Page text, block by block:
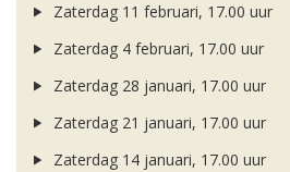
Zaterdag 11 februari, 17.00 uur
Zaterdag 4 februari, 17.00 uur
Zaterdag 28 januari, 17.00 uur
Zaterdag 21 januari, 17.00 uur
Zaterdag 14 januari, 17.00 uur